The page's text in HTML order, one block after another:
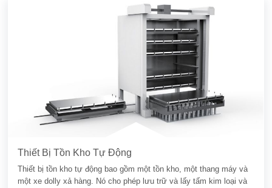
Thiết Bị Tồn Kho Tự Động
Thiết bị tồn kho tự động bao gồm một tồn kho, một thang máy và
một xe dolly xả hàng. Nó cho phép lưu trữ và lấy tấm kim loại và